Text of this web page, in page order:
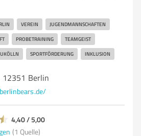
VEREIN JUGENDMANNSCHAFTEN
PROBETRAINING TEAMGEIST
SPORTFÖRDERUNG INKLUSION
12351 Berlin
berlinbears.de/
4,40 / 5,00
(1 Quelle)